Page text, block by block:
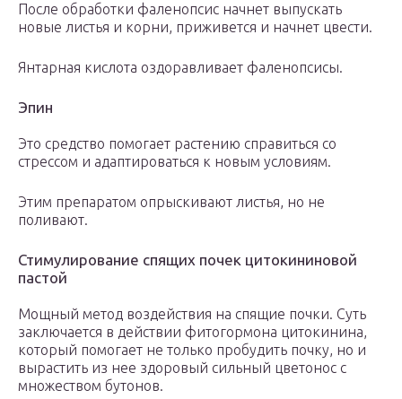
После обработки фаленопсис начнет выпускать
новые листья и корни, приживется и начнет цвести.
Янтарная кислота оздоравливает фаленопсисы.
Эпин
Это средство помогает растению справиться со
стрессом и адаптироваться к новым условиям.
Этим препаратом опрыскивают листья, но не
поливают.
Стимулирование спящих почек цитокининовой
пастой
Мощный метод воздействия на спящие почки. Суть
заключается в действии фитогормона цитокинина,
который помогает не только пробудить почку, но и
вырастить из нее здоровый сильный цветонос с
множеством бутонов.